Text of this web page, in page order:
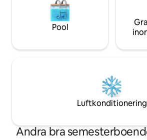
Pool
Luftkonditionering
Andra bra